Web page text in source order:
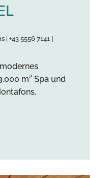
+43 5556 7141 |
m² Spa und